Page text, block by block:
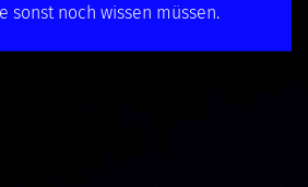
sonst noch wissen müssen.